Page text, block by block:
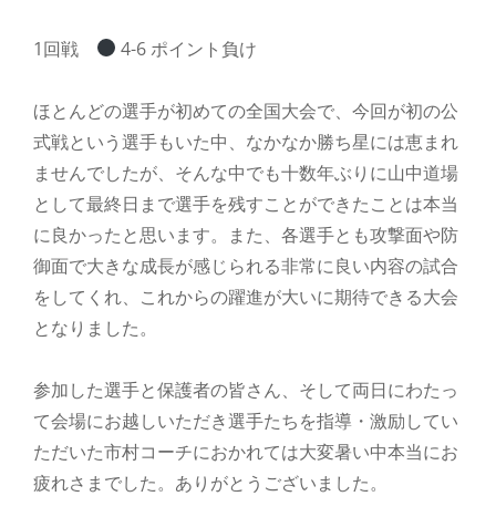
1回戦 4-6 ポイント負け
ほとんどの選手が初めての全国大会で、今回が初の公
式戦という選手もいた中、なかなか勝ち星には恵まれ
ませんでしたが、そんな中でも十数年ぶりに山中道場
として最終日まで選手を残すことができたことは本当
に良かったと思います。また、各選手とも攻撃面や防
御面で大きな成長が感じられる非常に良い内容の試合
をしてくれ、これからの躍進が大いに期待できる大会
となりました。
参加した選手と保護者の皆さん、そして両日にわたっ
て会場にお越しいただき選手たちを指導・激励してい
ただいた市村コーチにおかれては大変暑い中本当にお
疲れさまでした。ありがとうございました。